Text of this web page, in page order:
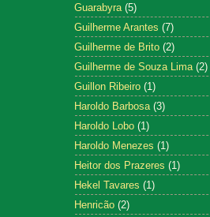
Guarabyra (5)
Guilherme Arantes (7)
Guilherme de Brito (2)
Guilherme de Souza Lima (2)
Guillon Ribeiro (1)
Haroldo Barbosa (3)
Haroldo Lobo (1)
Haroldo Menezes (1)
Heitor dos Prazeres (1)
Hekel Tavares (1)
Henricão (2)